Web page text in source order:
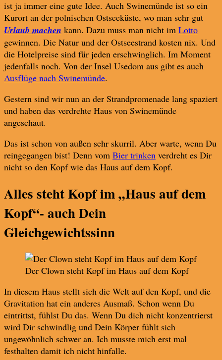
ist ja immer eine gute Idee. Auch Swinemünde ist so ein
Kurort an der polnischen Ostseeküste, wo man sehr gut
Urlaub machen kann. Dazu muss man nicht im Lotto
gewinnen. Die Natur und der Ostseestrand kosten nix. Und
die Hotelpreise sind für jeden erschwinglich. Im Moment
jedenfalls noch. Von der Insel Usedom aus gibt es auch
Ausflüge nach Swinemünde.
Gestern sind wir nun an der Strandpromenade lang spaziert
und haben das verdrehte Haus von Swinemünde
angeschaut.
Das ist schon von außen sehr skurril. Aber warte, wenn Du
reingegangen bist! Denn vom Bier trinken verdreht es Dir
nicht so den Kopf wie das Haus auf dem Kopf.
Alles steht Kopf im „Haus auf dem
Kopf“- auch Dein
Gleichgewichtssinn
Der Clown steht Kopf im Haus auf dem Kopf
In diesem Haus stellt sich die Welt auf den Kopf, und die
Gravitation hat ein anderes Ausmaß. Schon wenn Du
eintrittst, fühlst Du das. Wenn Du dich nicht konzentrierst
wird Dir schwindlig und Dein Körper fühlt sich
ungewöhnlich schwer an. Ich musste mich erst mal
festhalten damit ich nicht hinfalle.